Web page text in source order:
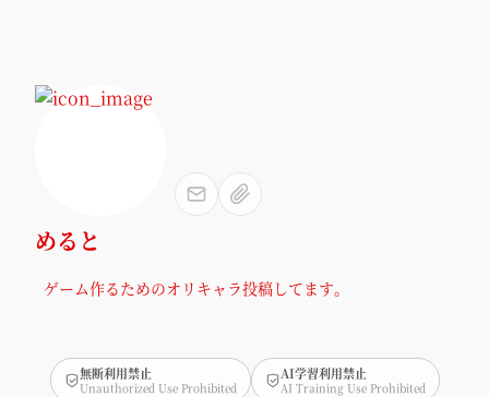
めると
ゲーム作るためのオリキャラ投稿してます。
無断利用禁止
Unauthorized Use Prohibited
AI学習利用禁止
AI Training Use Prohibited